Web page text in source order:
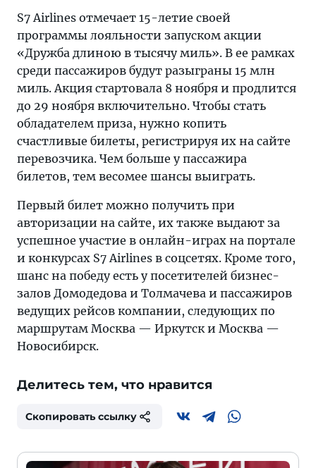
S7 Airlines отмечает 15-летие своей
программы лояльности запуском акции
«Дружба длиною в тысячу миль». В ее рамках
среди пассажиров будут разыграны 15 млн
миль. Акция стартовала 8 ноября и продлится
до 29 ноября включительно. Чтобы стать
обладателем приза, нужно копить
счастливые билеты, регистрируя их на сайте
перевозчика. Чем больше у пассажира
билетов, тем весомее шансы выиграть.
Первый билет можно получить при
авторизации на сайте, их также выдают за
успешное участие в онлайн-играх на портале
и конкурсах S7 Airlines в соцсетях. Кроме того,
шанс на победу есть у посетителей бизнес-
залов Домодедова и Толмачева и пассажиров
ведущих рейсов компании, следующих по
маршрутам Москва — Иркутск и Москва —
Новосибирск.
Делитесь тем, что нравится
Скопировать ссылку